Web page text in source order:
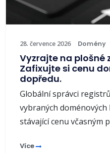
28. července 2026 Domény
Vyzrajte na plošné
Zafixujte si cenu
dopředu.
Globální správci
vybraných
stávající cenu včasným
Více